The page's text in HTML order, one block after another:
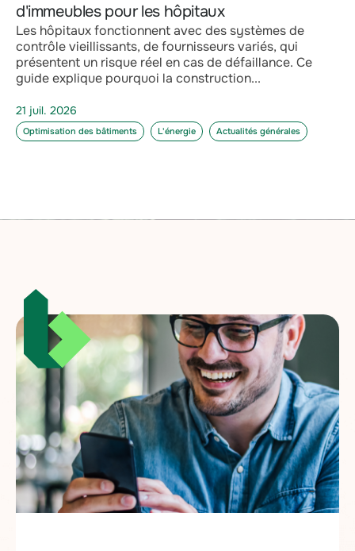
d'immeubles pour les hôpitaux
Les hôpitaux fonctionnent avec des systèmes de
contrôle vieillissants, de fournisseurs variés, qui
présentent un risque réel en cas de défaillance. Ce
guide explique pourquoi la construction...
21 juil. 2026
Optimisation des bâtiments L'énergie Actualités générales